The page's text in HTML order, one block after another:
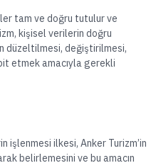
tam ve doğru tutulur ve
kişisel verilerin doğru
düzeltilmesi, değiştirilmesi,
etmek amacıyla gerekli
işlenmesi ilkesi, Anker Turizm’in
belirlemesini ve bu amacın